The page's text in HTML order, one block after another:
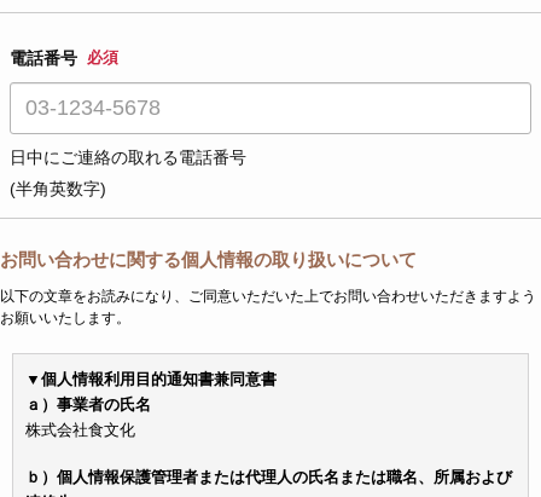
電話番号 必須
日中にご連絡の取れる電話番号
(半角英数字)
お問い合わせに関する個人情報の取り扱いについて
以下の文章をお読みになり、ご同意いただいた上でお問い合わせいただきますよう
お願いいたします。
▼個人情報利用目的通知書兼同意書
ａ）事業者の氏名
株式会社食文化
ｂ）個人情報保護管理者または代理人の氏名または職名、所属および